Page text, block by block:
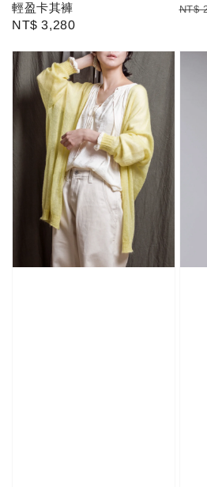
輕盈卡其褲
Regular
NT$ 3,280
NT$